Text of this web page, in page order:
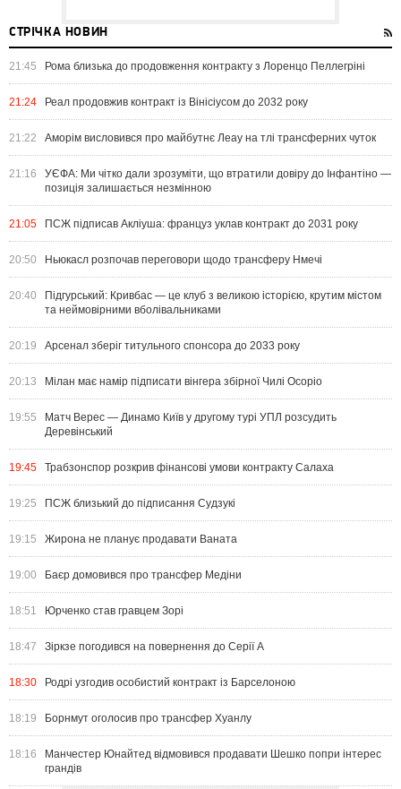
СТРІЧКА НОВИН
21:45 Рома близька до продовження контракту з Лоренцо Пеллегріні
21:24 Реал продовжив контракт із Вінісіусом до 2032 року
21:22 Аморім висловився про майбутнє Леау на тлі трансферних чуток
21:16
УЄФА: Ми чітко дали зрозуміти, що втратили довіру до Інфантіно —
позиція залишається незмінною
21:05 ПСЖ підписав Акліуша: француз уклав контракт до 2031 року
20:50 Ньюкасл розпочав переговори щодо трансферу Нмечі
20:40
Підгурський: Кривбас — це клуб з великою історією, крутим містом
та неймовірними вболівальниками
20:19 Арсенал зберіг титульного спонсора до 2033 року
20:13 Мілан має намір підписати вінгера збірної Чилі Осоріо
19:55
Матч Верес — Динамо Київ у другому турі УПЛ розсудить
Деревінський
19:45 Трабзонспор розкрив фінансові умови контракту Салаха
19:25 ПСЖ близький до підписання Судзукі
19:15 Жирона не планує продавати Ваната
19:00 Баєр домовився про трансфер Медіни
18:51 Юрченко став гравцем Зорі
18:47 Зіркзе погодився на повернення до Серії А
18:30 Родрі узгодив особистий контракт із Барселоною
18:19 Борнмут оголосив про трансфер Хуанлу
18:16
Манчестер Юнайтед відмовився продавати Шешко попри інтерес
грандів